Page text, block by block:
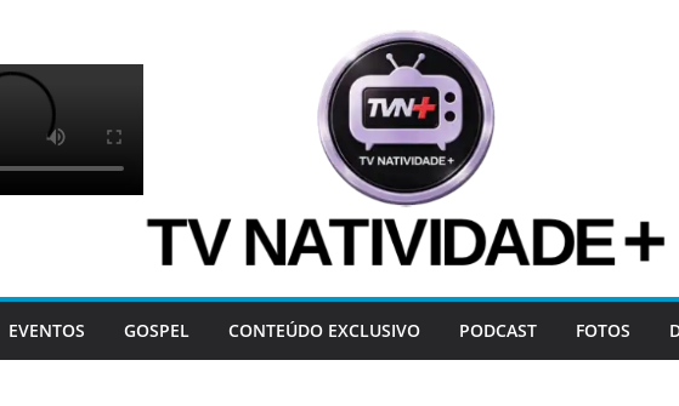
EVENTOS GOSPEL CONTEÚDO EXCLUSIVO PODCAST FOTOS